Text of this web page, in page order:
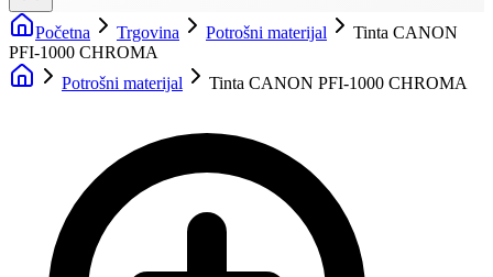
Početna Trgovina Potrošni materijal
Tinta CANON
PFI-1000 CHROMA
Potrošni materijal
Tinta CANON PFI-1000 CHROMA